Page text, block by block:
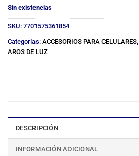
Sin existencias
SKU: 7701575361854
Categorías: ACCESORIOS PARA CELULARES,
AROS DE LUZ
DESCRIPCIÓN
INFORMACIÓN ADICIONAL